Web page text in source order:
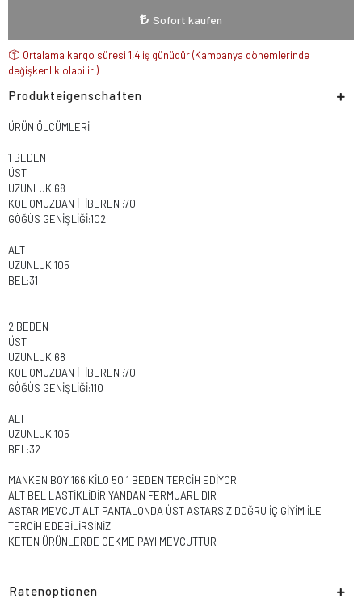
Sofort kaufen
Ortalama kargo süresi 1,4 iş günüdür (Kampanya dönemlerinde
değişkenlik olabilir.)
Produkteigenschaften
ÜRÜN ÖLCÜMLERİ
1 BEDEN
ÜST
UZUNLUK:68
KOL OMUZDAN İTİBEREN :70
GÖĞÜS GENİŞLİĞİ:102
ALT
UZUNLUK:105
BEL:31
2 BEDEN
ÜST
UZUNLUK:68
KOL OMUZDAN İTİBEREN :70
GÖĞÜS GENİŞLİĞİ:110
ALT
UZUNLUK:105
BEL:32
MANKEN BOY 166 KİLO 50 1 BEDEN TERCİH EDİYOR
ALT BEL LASTİKLİDİR YANDAN FERMUARLIDIR
ASTAR MEVCUT ALT PANTALONDA ÜST ASTARSIZ DOĞRU İÇ GİYİM İLE
TERCİH EDEBİLİRSİNİZ
KETEN ÜRÜNLERDE CEKME PAYI MEVCUTTUR
Ratenoptionen